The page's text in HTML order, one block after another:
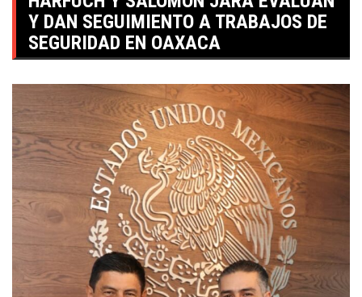
Y DAN SEGUIMIENTO A TRABAJOS DE
SEGURIDAD EN OAXACA